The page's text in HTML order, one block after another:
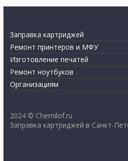
Заправка картриджей
Ремонт принтеров и МФУ
Изготовление печатей
Ремонт ноутбуков
Организациям
2024 © Chernilof.ru
Заправка картриджей в Санкт-